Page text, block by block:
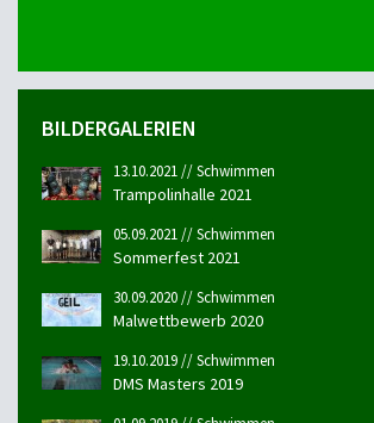
BILDERGALERIEN
13.10.2021 // Schwimmen
Trampolinhalle 2021
05.09.2021 // Schwimmen
Sommerfest 2021
30.09.2020 // Schwimmen
Malwettbewerb 2020
19.10.2019 // Schwimmen
DMS Masters 2019